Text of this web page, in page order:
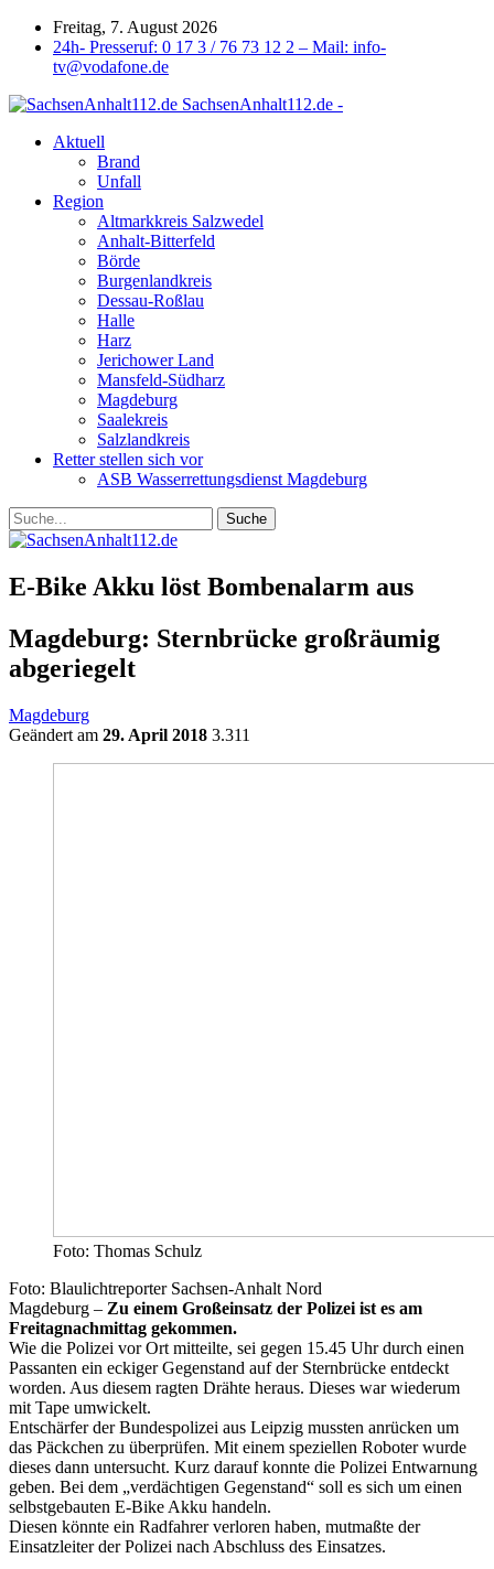
Freitag, 7. August 2026
24h- Presseruf: 0 17 3 / 76 73 12 2 – Mail: info-
tv@vodafone.de
SachsenAnhalt112.de -
Aktuell
Brand
Unfall
Region
Altmarkkreis Salzwedel
Anhalt-Bitterfeld
Börde
Burgenlandkreis
Dessau-Roßlau
Halle
Harz
Jerichower Land
Mansfeld-Südharz
Magdeburg
Saalekreis
Salzlandkreis
Retter stellen sich vor
ASB Wasserrettungsdienst Magdeburg
E-Bike Akku löst Bombenalarm aus
Magdeburg: Sternbrücke großräumig
abgeriegelt
Magdeburg
Geändert am 29. April 2018 3.311
Foto: Thomas Schulz
Foto: Blaulichtreporter Sachsen-Anhalt Nord
Magdeburg – Zu einem Großeinsatz der Polizei ist es am
Freitagnachmittag gekommen.
Wie die Polizei vor Ort mitteilte, sei gegen 15.45 Uhr durch einen
Passanten ein eckiger Gegenstand auf der Sternbrücke entdeckt
worden. Aus diesem ragten Drähte heraus. Dieses war wiederum
mit Tape umwickelt.
Entschärfer der Bundespolizei aus Leipzig mussten anrücken um
das Päckchen zu überprüfen. Mit einem speziellen Roboter wurde
dieses dann untersucht. Kurz darauf konnte die Polizei Entwarnung
geben. Bei dem „verdächtigen Gegenstand“ soll es sich um einen
selbstgebauten E-Bike Akku handeln.
Diesen könnte ein Radfahrer verloren haben, mutmaßte der
Einsatzleiter der Polizei nach Abschluss des Einsatzes.